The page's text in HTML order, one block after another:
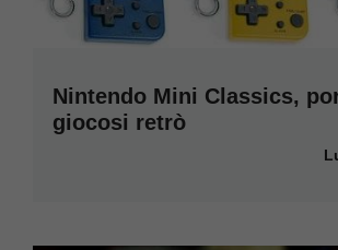
Nintendo Mini Classics,
giocosi retrò